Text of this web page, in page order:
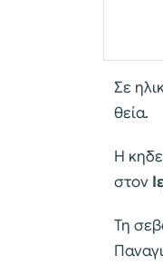
Σε
θεία.
Η
στον
Τη